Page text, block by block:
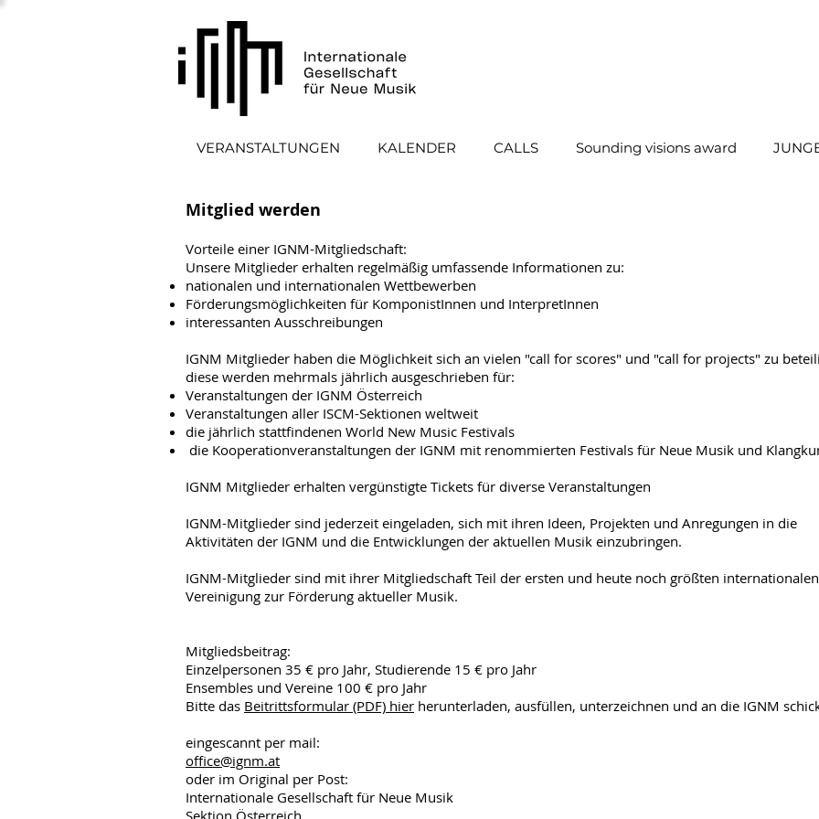
VERANSTALTUNGEN KALENDER CALLS Sounding visions award
Mitglied werden
Vorteile einer IGNM-Mitgliedschaft:
Unsere Mitglieder erhalten regelmäßig umfassende Informationen zu:
nationalen und internationalen Wettbewerben
Förderungsmöglichkeiten für KomponistInnen und InterpretInnen
interessanten Ausschreibungen
IGNM Mitglieder haben die Möglichkeit sich an vielen "call for scores" und "call for projects" zu
diese werden mehrmals jährlich ausgeschrieben für:
Veranstaltungen der IGNM Österreich
Veranstaltungen aller ISCM-Sektionen weltweit
die jährlich stattfindenen World New Music Festivals
die Kooperationveranstaltungen der IGNM mit renommierten Festivals für Neue Musik und
IGNM Mitglieder erhalten vergünstigte Tickets für diverse Veranstaltungen
IGNM-Mitglieder sind jederzeit eingeladen, sich mit ihren Ideen, Projekten und Anregungen in die
Aktivitäten der IGNM und die Entwicklungen der aktuellen Musik einzubringen.
IGNM-Mitglieder sind mit ihrer Mitgliedschaft Teil der ersten und heute noch größten internationalen
Vereinigung zur Förderung aktueller Musik.
Mitgliedsbeitrag:
Einzelpersonen 35 € pro Jahr, Studierende 15 € pro Jahr
Ensembles und Vereine 100 € pro Jahr
Bitte das Beitrittsformular (PDF) hier herunterladen, ausfüllen, unterzeichnen und an die IGNM
eingescannt per mail:
office@ignm.at
oder im Original per Post:
Internationale Gesellschaft für Neue Musik
Sektion Österreich